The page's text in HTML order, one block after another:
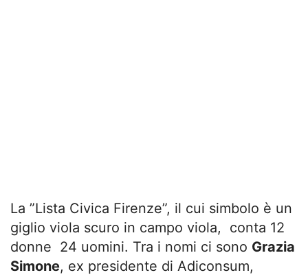
La ”Lista Civica Firenze”, il cui simbolo è un
giglio viola scuro in campo viola, conta 12
donne 24 uomini. Tra i nomi ci sono Grazia
Simone, ex presidente di Adiconsum,